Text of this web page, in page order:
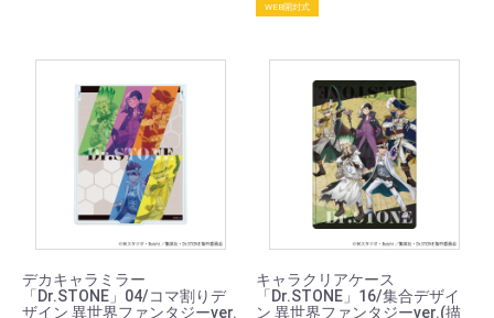
WEB開封式
デカキャラミラー
「Dr.STONE」04/コマ割りデ
ザイン 異世界ファンタジーver.
キャラクリアケース
「Dr.STONE」16/集合デザイ
ン 異世界ファンタジーver.(描